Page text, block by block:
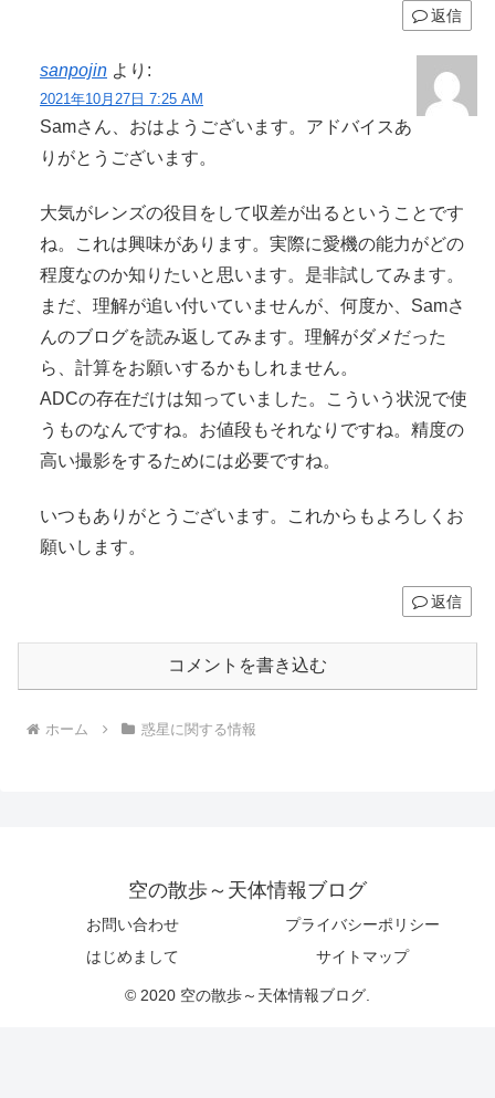
返信
sanpojin より:
2021年10月27日 7:25 AM
Samさん、おはようございます。アドバイスあ
りがとうございます。
大気がレンズの役目をして収差が出るということです
ね。これは興味があります。実際に愛機の能力がどの
程度なのか知りたいと思います。是非試してみます。
まだ、理解が追い付いていませんが、何度か、Samさ
んのブログを読み返してみます。理解がダメだった
ら、計算をお願いするかもしれません。
ADCの存在だけは知っていました。こういう状況で使
うものなんですね。お値段もそれなりですね。精度の
高い撮影をするためには必要ですね。
いつもありがとうございます。これからもよろしくお
願いします。
返信
コメントを書き込む
ホーム 惑星に関する情報
空の散歩～天体情報ブログ
お問い合わせ
プライバシーポリシー
はじめまして
サイトマップ
© 2020 空の散歩～天体情報ブログ.